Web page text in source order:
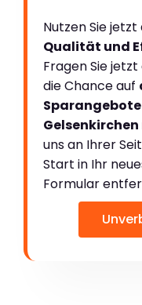
Nutzen Sie
Qualität und
Fragen Sie
die Chance auf
uns an Ihrer
Start in Ihr
Formular